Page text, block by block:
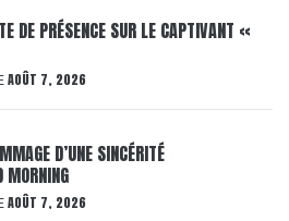
DE PRÉSENCE SUR LE CAPTIVANT «
AOÛT 7, 2026
D’UNE SINCÉRITÉ
MORNING
AOÛT 7, 2026